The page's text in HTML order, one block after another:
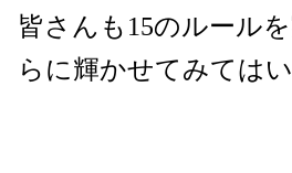
皆さんも15のルール
らに輝かせてみては